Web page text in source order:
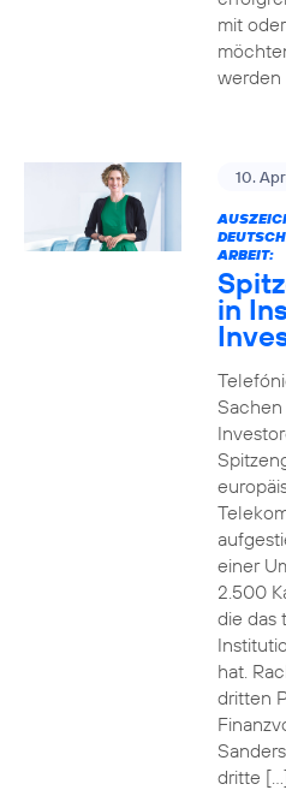
mit
werden
10.
ARBEIT:
in
einer
2.500
die das
hat.
dritten
dritte